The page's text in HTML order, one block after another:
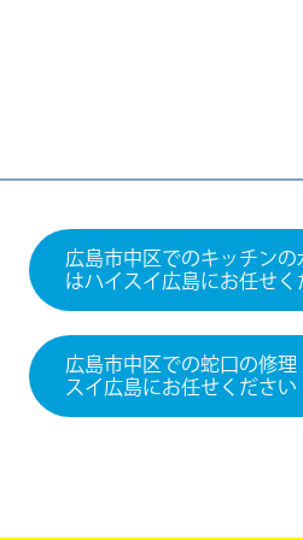
広島市中区でのキッチンの
はハイスイ広島にお任せく
広島市中区での蛇口の修理
スイ広島にお任せください